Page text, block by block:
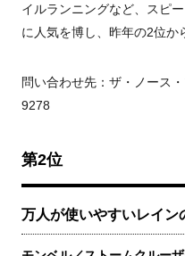
イルランニングなど、スピ
に人気を博し、昨年の2位か
問い合わせ先：ザ・ノース
9278
第2位
万人が使いやすいレイン